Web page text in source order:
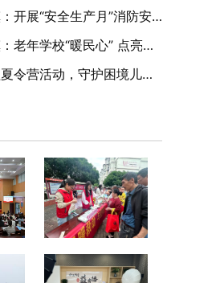
全椒县马厂镇：开展“安全生产月”消防安全演练
全椒县十字镇：老年学校“暖民心” 点亮幸福“夕阳红”
全椒开展公益夏令营活动，守护困境儿童健康成长